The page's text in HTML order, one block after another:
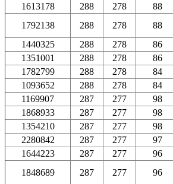
1613178
288 278 88
1792138
288 278 88
1440325
288 278 86
1351001
288 278 86
1782799
288 278 84
1093652
288 278 84
1169907
287 277 98
1868933
287 277 98
1354210
287 277 98
2280842
287 277 97
1644223
287 277 96
1848689
287 277 96